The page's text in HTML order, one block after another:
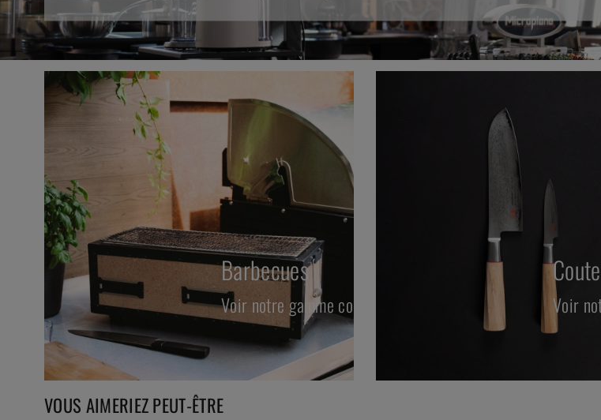
Barbecues
Voir notre gamme complète de grills Voir
VOUS AIMERIEZ PEUT-ÊTRE